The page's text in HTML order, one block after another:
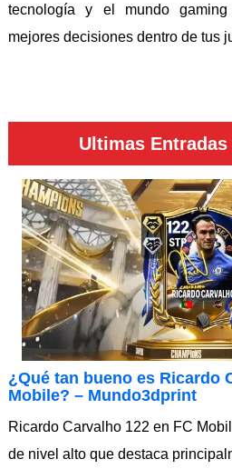
tecnología y el mundo
mejores decisiones dentro de tus
Ultimas
¿Qué tan bueno es Ricardo
Mobile? – Mundo3dprint
Ricardo Carvalho 122 en FC
de nivel alto que destaca